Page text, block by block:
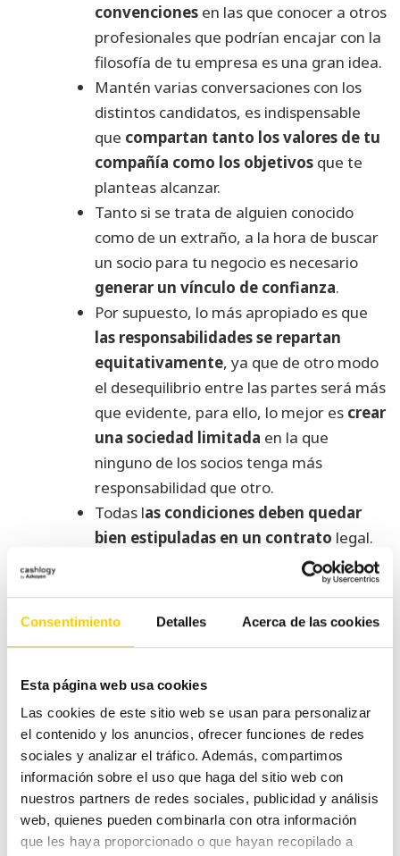
Consentimiento Detalles Acerca de las cookies
Esta página web usa cookies
Las cookies de este sitio web se usan para personalizar
el contenido y los anuncios, ofrecer funciones de redes
sociales y analizar el tráfico. Además, compartimos
información sobre el uso que haga del sitio web con
nuestros partners de redes sociales, publicidad y análisis
web, quienes pueden combinarla con otra información
que les haya proporcionado o que hayan recopilado a
convenciones en las que conocer a otros
profesionales que podrían encajar con la
filosofía de tu empresa es una gran idea.
Mantén varias conversaciones con los
distintos candidatos, es indispensable
que compartan tanto los valores de tu
compañía como los objetivos que te
planteas alcanzar.
Tanto si se trata de alguien conocido
como de un extraño, a la hora de buscar
un socio para tu negocio es necesario
generar un vínculo de confianza.
Por supuesto, lo más apropiado es que
las responsabilidades se repartan
equitativamente, ya que de otro modo
el desequilibrio entre las partes será más
que evidente, para ello, lo mejor es crear
una sociedad limitada en la que
ninguno de los socios tenga más
responsabilidad que otro.
Todas las condiciones deben quedar
bien estipuladas en un contrato legal.
incorporar al
negocio un socio capitalista, una
persona que aporte capital y se lleve
día de la empresa, o que lo haga
exclusivamente en el grado acordado en
el contrato de sociedad.
Los socios, claves para un
negocio en expansión
No es lo mismo buscar un socio para un negocio de